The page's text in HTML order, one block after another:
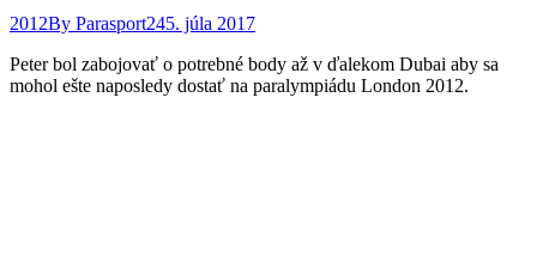
2012By Parasport245. júla 2017
Peter bol zabojovať o potrebné body až v ďalekom Dubai aby sa
mohol ešte naposledy dostať na paralympiádu London 2012.